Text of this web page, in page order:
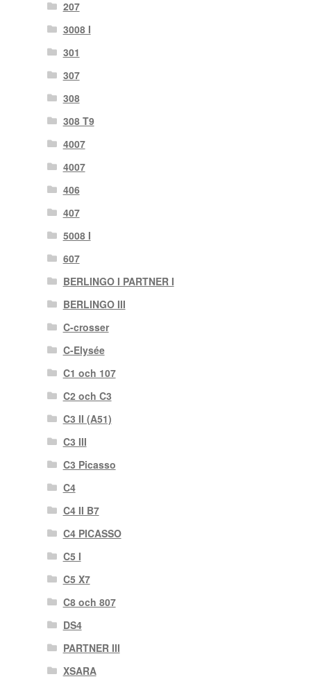
207
3008 I
301
307
308
308 T9
4007
4007
406
407
5008 I
607
BERLINGO I PARTNER I
BERLINGO III
C-crosser
C-Elysée
C1 och 107
C2 och C3
C3 II (A51)
C3 III
C3 Picasso
C4
C4 II B7
C4 PICASSO
C5 I
C5 X7
C8 och 807
DS4
PARTNER III
XSARA